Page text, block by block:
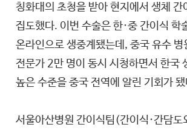
칭화대의 초청을 받아 현지에서 생체 간
집도했다. 이번 수술은 한·중 간이식 학
온라인으로 생중계됐는데, 중국 유수 병
전문가 2만 명이 동시 시청하면서 한국
높은 수준을 중국 전역에 알린 기회가
서울아산병원 간이식팀(간이식·간담도